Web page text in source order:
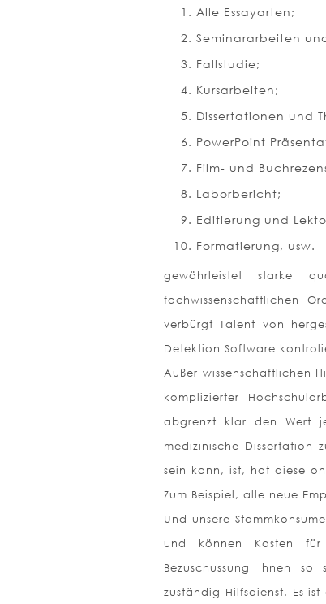
Alle Essayarten;
Seminararbeiten
Fallstudie;
Kursarbeiten;
Dissertationen und
PowerPoint
Film- und
Laborbericht;
Editierung und
Formatierung, usw.
gewährleistet starke
fachwissenschaftlichen
verbürgt Talent von
Detektion Software
Außer wissenschaftlichen
komplizierter
abgrenzt klar den Wert
medizinische Dissertation
sein kann, ist, hat diese
Zum Beispiel, alle neue
Und unsere
und können Kosten für
Bezuschussung Ihnen
zuständig Hilfsdienst. Es